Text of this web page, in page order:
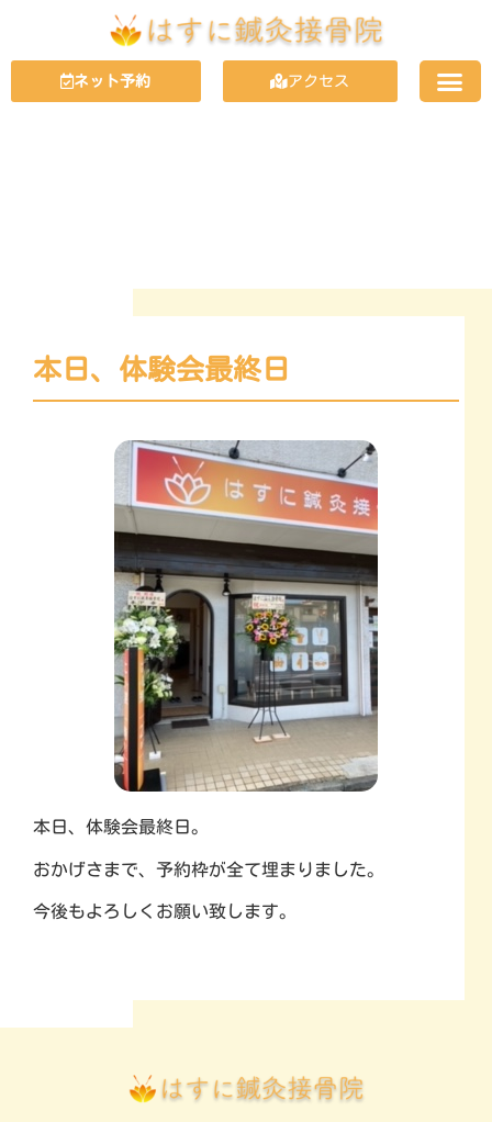
ネット予約 アクセス
本日、体験会最終日
本日、体験会最終日。
おかげさまで、予約枠が全て埋まりました。
今後もよろしくお願い致します。